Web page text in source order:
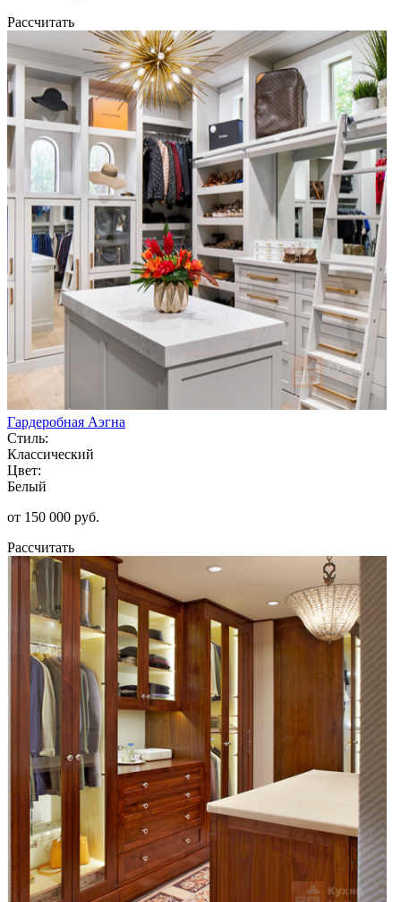
Рассчитать
Гардеробная Аэгна
Стиль:
Классический
Цвет:
Белый
от 150 000 руб.
Рассчитать